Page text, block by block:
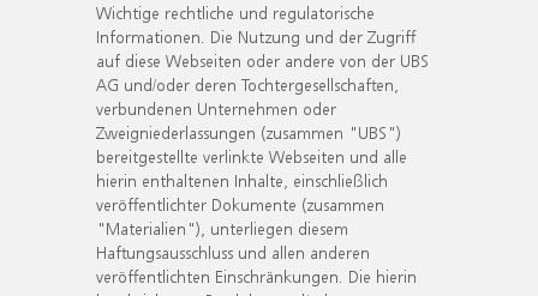
Wichtige rechtliche und regulatorische
Informationen. Die Nutzung und der Zugriff
auf diese Webseiten oder andere von der UBS
AG und/oder deren Tochtergesellschaften,
verbundenen Unternehmen oder
Zweigniederlassungen (zusammen "UBS")
bereitgestellte verlinkte Webseiten und alle
hierin enthaltenen Inhalte, einschließlich
veröffentlichter Dokumente (zusammen
"Materialien"), unterliegen diesem
Haftungsausschluss und allen anderen
veröffentlichten Einschränkungen. Die hierin